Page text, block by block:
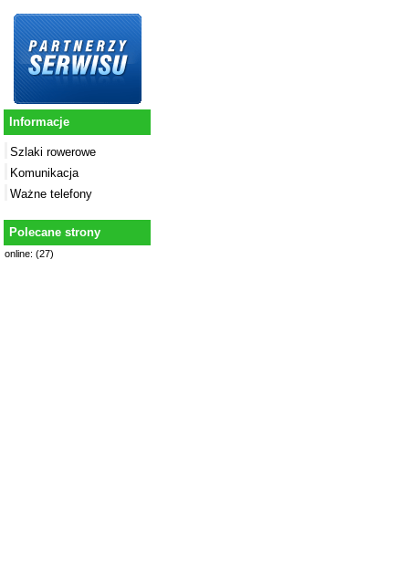
Informacje
Szlaki rowerowe
Komunikacja
Ważne telefony
Polecane strony
online: (27)